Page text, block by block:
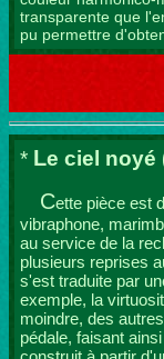
transparente que
pu permettre
* Le ciel noyé
Cette pièce est
vibraphone,
au service de la
plusieurs reprises
s'est traduite par
exemple, la
moindre, des
pédale, faisant